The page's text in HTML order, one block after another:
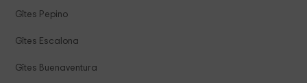
Gîtes Pepino
Gîtes Escalona
Gîtes Buenaventura